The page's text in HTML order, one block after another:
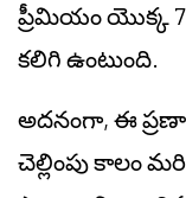
ప్రీమియం యొక్క
కలిగి ఉంటుంది.
అదనంగా, ఈ
చెల్లింపు కాలం